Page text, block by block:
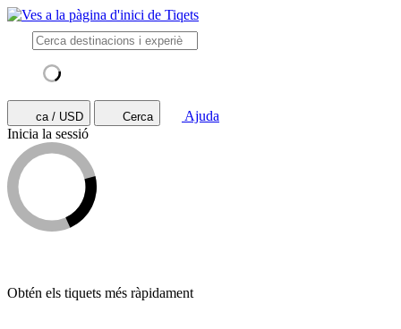
ca / USD Cerca
Ajuda
Inicia la sessió
Obtén els tiquets més ràpidament